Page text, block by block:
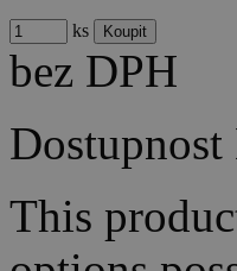
ks
bez DPH
Dostupnost
This